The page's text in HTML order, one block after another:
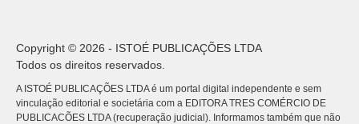
Copyright © 2026 - ISTOÉ PUBLICAÇÕES LTDA
Todos os direitos reservados.
A ISTOÉ PUBLICAÇÕES LTDA é um portal digital independente e sem
vinculação editorial e societária com a EDITORA TRES COMÉRCIO DE
PUBLICACÕES LTDA (recuperação judicial). Informamos também que não